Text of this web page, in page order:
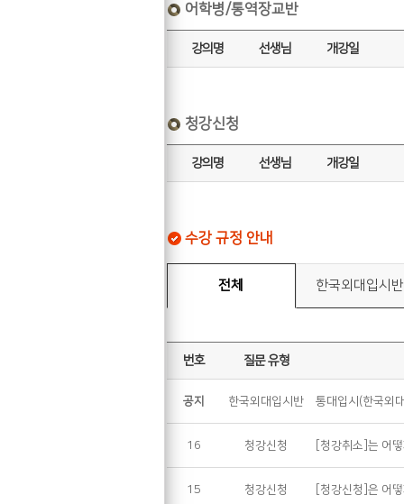
어학병/통역장교반
강의명 선생님 개강일
청강신청
강의명 선생님 개강일
수강 규정 안내